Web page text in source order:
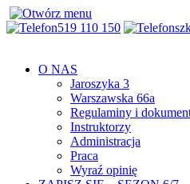
519 110 150
O NAS
Jaroszyka 3
Warszawska 66a
Regulaminy i
Instruktorzy
Administracja
Praca
Wyraź opinię